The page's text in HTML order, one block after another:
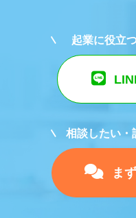
起業に役立
相談したい・
ま